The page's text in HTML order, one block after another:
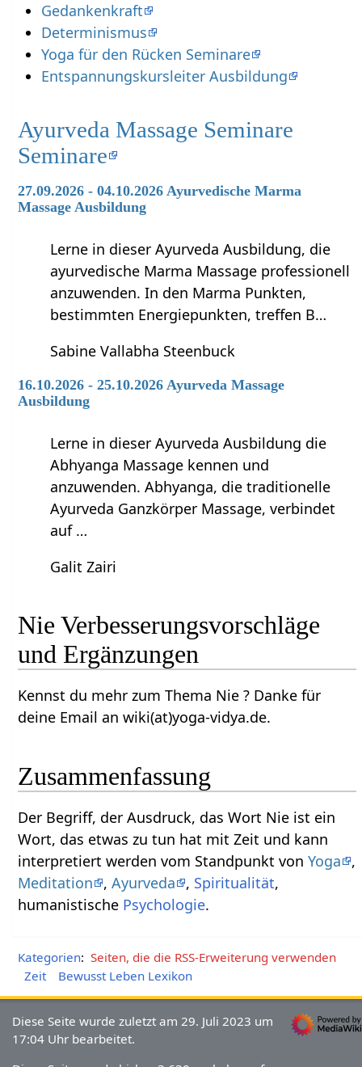
Gedankenkraft
Determinismus
Yoga für den Rücken Seminare
Entspannungskursleiter Ausbildung
Ayurveda Massage Seminare
Seminare
27.09.2026 - 04.10.2026 Ayurvedische Marma
Massage Ausbildung
Lerne in dieser Ayurveda Ausbildung, die
ayurvedische Marma Massage professionell
anzuwenden. In den Marma Punkten,
bestimmten Energiepunkten, treffen B…
Sabine Vallabha Steenbuck
16.10.2026 - 25.10.2026 Ayurveda Massage
Ausbildung
Lerne in dieser Ayurveda Ausbildung die
Abhyanga Massage kennen und
anzuwenden. Abhyanga, die traditionelle
Ayurveda Ganzkörper Massage, verbindet
auf …
Galit Zairi
Nie‏‎ Verbesserungsvorschläge
und Ergänzungen
Kennst du mehr zum Thema Nie‏‎ ? Danke für
deine Email an wiki(at)yoga-vidya.de.
Zusammenfassung
Der Begriff, der Ausdruck, das Wort Nie‏‎ ist ein
Wort, das etwas zu tun hat mit Zeit und kann
interpretiert werden vom Standpunkt vonYoga
,
Meditation
,Ayurveda , Spiritualität,
humanistische Psychologie.
Kategorien: Seiten, die die RSS-Erweiterung verwenden
Zeit
Bewusst Leben Lexikon
Diese Seite wurde zuletzt am 29. Juli 2023 um
17:04 Uhr bearbeitet.